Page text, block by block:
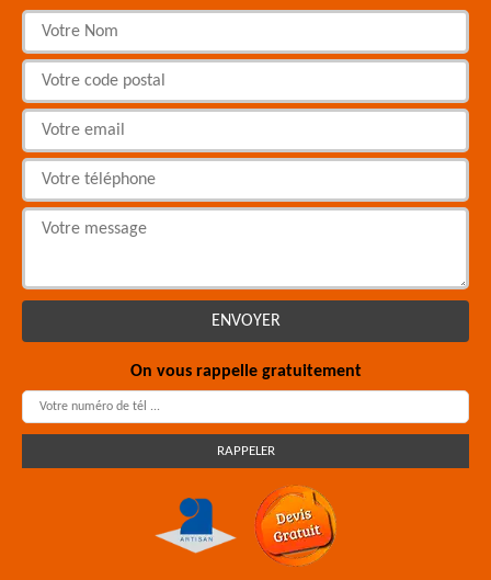
On vous rappelle gratuitement